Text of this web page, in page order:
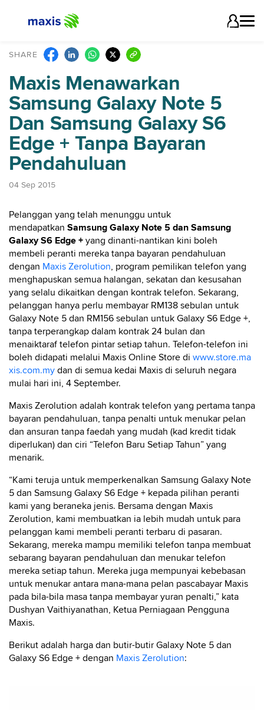
SHARE
Maxis Menawarkan
Samsung Galaxy Note 5
Dan Samsung Galaxy S6
Edge + Tanpa Bayaran
Pendahuluan
04 Sep 2015
Pelanggan yang telah menunggu untuk
mendapatkan Samsung Galaxy Note 5 dan Samsung
Galaxy S6 Edge + yang dinanti-nantikan kini boleh
membeli peranti mereka tanpa bayaran pendahuluan
dengan Maxis Zerolution, program pemilikan telefon yang
menghapuskan semua halangan, sekatan dan kesusahan
yang selalu dikaitkan dengan kontrak telefon. Sekarang,
pelanggan hanya perlu membayar RM138 sebulan untuk
Galaxy Note 5 dan RM156 sebulan untuk Galaxy S6 Edge +,
tanpa terperangkap dalam kontrak 24 bulan dan
menaiktaraf telefon pintar setiap tahun. Telefon-telefon ini
boleh didapati melalui Maxis Online Store di www.store.ma
xis.com.my dan di semua kedai Maxis di seluruh negara
mulai hari ini, 4 September.
Maxis Zerolution adalah kontrak telefon yang pertama tanpa
bayaran pendahuluan, tanpa penalti untuk menukar pelan
dan ansuran tanpa faedah yang mudah (kad kredit tidak
diperlukan) dan ciri “Telefon Baru Setiap Tahun” yang
menarik.
“Kami teruja untuk memperkenalkan Samsung Galaxy Note
5 dan Samsung Galaxy S6 Edge + kepada pilihan peranti
kami yang beraneka jenis. Bersama dengan Maxis
Zerolution, kami membuatkan ia lebih mudah untuk para
pelanggan kami membeli peranti terbaru di pasaran.
Sekarang, mereka mampu memiliki telefon tanpa membuat
sebarang bayaran pendahuluan dan menukar telefon
mereka setiap tahun. Mereka juga mempunyai kebebasan
untuk menukar antara mana-mana pelan pascabayar Maxis
pada bila-bila masa tanpa membayar yuran penalti,” kata
Dushyan Vaithiyanathan, Ketua Perniagaan Pengguna
Maxis.
Berikut adalah harga dan butir-butir Galaxy Note 5 dan
Galaxy S6 Edge + dengan Maxis Zerolution: